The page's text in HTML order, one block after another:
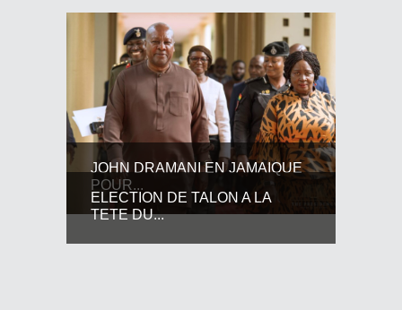
JOHN DRAMANI EN JAMAIQUE
POUR...
ELECTION DE TALON A LA
TETE DU...